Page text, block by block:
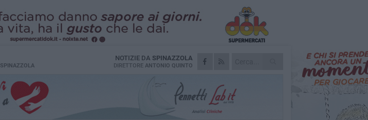
SPINAZZOLA
NOTIZIE DA SPINAZZOLA
DIRETTORE ANTONIO QUINTO